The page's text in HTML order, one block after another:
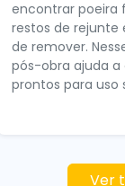
encontrar poeira
restos de rejunte
de remover.
pós-obra ajuda a
prontos para uso
Ver